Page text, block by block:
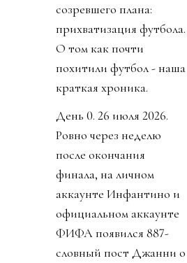
созревшего плана:
прихватизация футбола.
О том как почти
похитили футбол - наша
краткая хроника.
День 0. 26 июля 2026.
Ровно через неделю
после окончания
финала, на личном
аккаунте Инфантино и
официальном аккаунте
ФИФА появился 887-
словный пост Джанни о